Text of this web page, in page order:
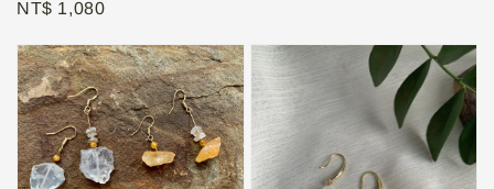
Regular
NT$ 1,080